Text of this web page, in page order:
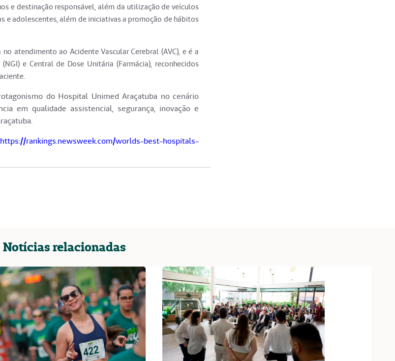
e destinação responsável, além da utilização de veículos
adolescentes, além de iniciativas a promoção de hábitos
atendimento ao Acidente Vascular Cerebral (AVC), e é a
e Central de Dose Unitária (Farmácia), reconhecidos
do Hospital Unimed Araçatuba no cenário
em qualidade assistencial, segurança, inovação e
https://rankings.newsweek.com/worlds-best-hospitals-
Notícias relacionadas